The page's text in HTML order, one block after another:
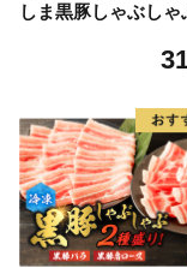
しま黒豚しゃぶしゃ